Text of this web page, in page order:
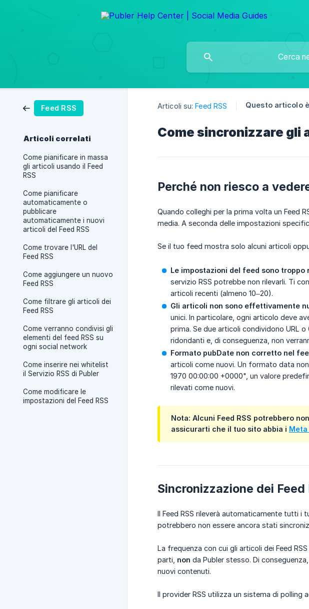
Feed RSS
Articoli correlati
Come pianificare in massa
gli articoli usando il Feed
RSS
Come pianificare
automaticamente o
pubblicare
automaticamente i nuovi
articoli del Feed RSS
Come trovare l'URL del
Feed RSS
Come aggiungere un nuovo
Feed RSS
Come filtrare gli articoli dei
Feed RSS
Come verranno condivisi gli
elementi del feed RSS su
ogni social network
Come inserire nei whitelist
il Servizio RSS di Publer
Come modificare le
impostazioni del Feed RSS
Articoli su: Feed RSS Questo articolo
Come sincronizzare gli
Perché non riesco a
Quando colleghi per la prima volta un Feed
media. A seconda delle impostazioni
Se il tuo feed mostra solo alcuni articoli
Le impostazioni del feed sono troppo
servizio RSS potrebbe non rilevarli. Ti
articoli recenti (almeno 10–20).
Gli articoli non sono effettivamente
unici. In particolare, ogni articolo deve
prima. Se due articoli condividono URL
ridondanti e, di conseguenza, non
Formato pubDate non corretto nel
articoli come nuovi. Un formato data
1970 00:00:00 +0000", un valore
rilevati come nuovi.
Nota: Alcuni Feed RSS potrebbero
assicurarti che il tuo sito abbia i
Sincronizzazione dei Feed
Il Feed RSS rileverà automaticamente tutti i
potrebbero non essere ancora stati
La frequenza con cui gli articoli dei Feed
parti, non da Publer stesso. Di
nuovi contenuti.
Il provider RSS utilizza un sistema di